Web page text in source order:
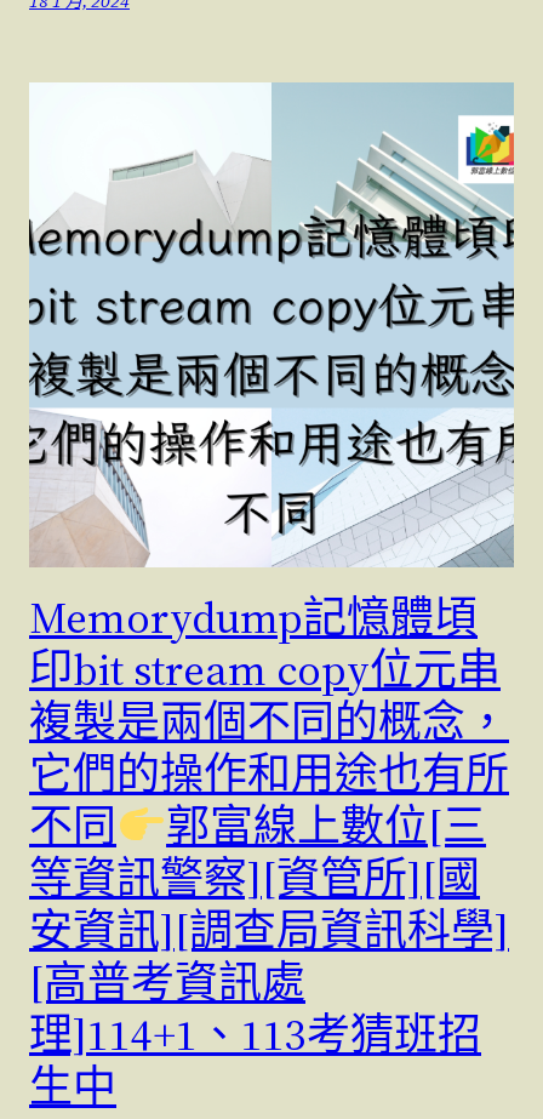
Memorydump記憶體頃
印bit stream copy位元串
複製是兩個不同的概念，
它們的操作和用途也有所
不同
郭富線上數位[三
等資訊警察][資管所][國
安資訊][調查局資訊科學]
[高普考資訊處
理]114+1、113考猜班招
生中